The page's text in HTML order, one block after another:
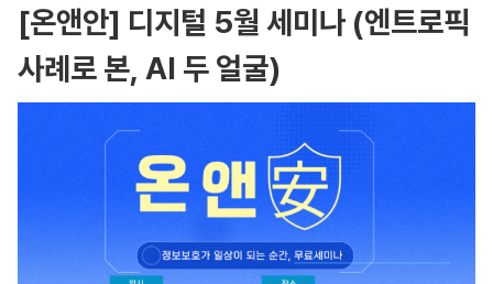
[온앤안] 디지털 5월 세미나 (엔트로픽
사례로 본, AI 두 얼굴)